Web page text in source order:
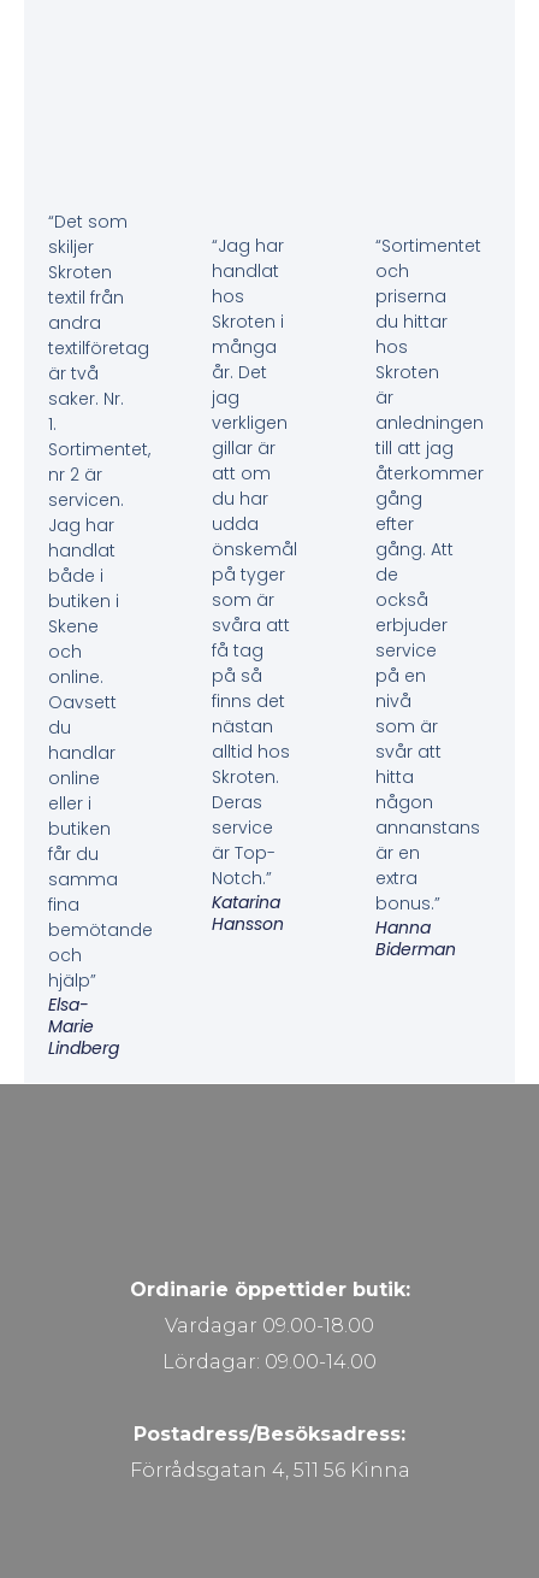
“Det som
skiljer
Skroten
textil från
andra
textilföretag
är två
saker. Nr.
1.
Sortimentet,
nr 2 är
servicen.
Jag har
handlat
både i
butiken i
Skene
och
online.
Oavsett
du
handlar
online
eller i
butiken
får du
samma
fina
bemötande
och
hjälp”
Elsa-
Marie
Lindberg
“Jag har
handlat
hos
Skroten i
många
år. Det
jag
verkligen
gillar är
att om
du har
udda
önskemål
på tyger
som är
svåra att
få tag
på så
finns det
nästan
alltid hos
Skroten.
Deras
service
är Top-
Notch.”
Katarina
Hansson
“Sortimentet
och
priserna
du hittar
hos
Skroten
är
anledningen
till att jag
återkommer
gång
efter
gång. Att
de
också
erbjuder
service
på en
nivå
som är
svår att
hitta
någon
annanstans
är en
extra
bonus.”
Hanna
Biderman
Ordinarie öppettider butik:
Vardagar 09.00-18.00
Lördagar: 09.00-14.00
Postadress/Besöksadress:
Förrådsgatan 4, 511 56 Kinna